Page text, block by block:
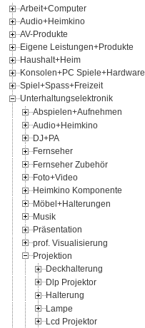
Arbeit+Computer
Audio+Heimkino
AV-Produkte
Eigene Leistungen+Produkte
Haushalt+Heim
Konsolen+PC Spiele+Hardware
Spiel+Spass+Freizeit
Unterhaltungselektronik
Abspielen+Aufnehmen
Audio+Heimkino
DJ+PA
Fernseher
Fernseher Zubehör
Foto+Video
Heimkino Komponente
Möbel+Halterungen
Musik
Präsentation
prof. Visualisierung
Projektion
Deckhalterung
Dlp Projektor
Halterung
Lampe
Lcd Projektor